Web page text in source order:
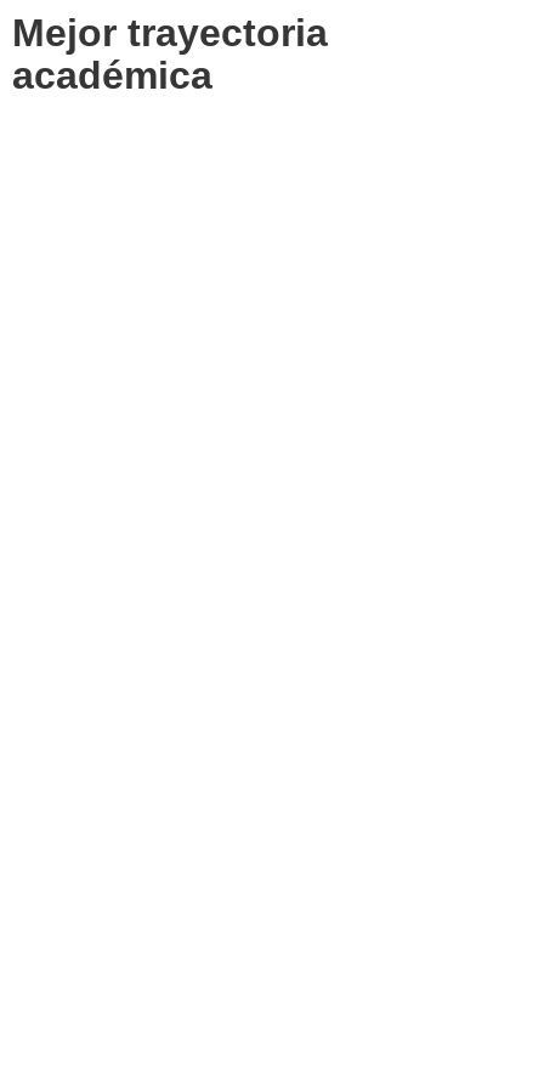
Mejor trayectoria
académica